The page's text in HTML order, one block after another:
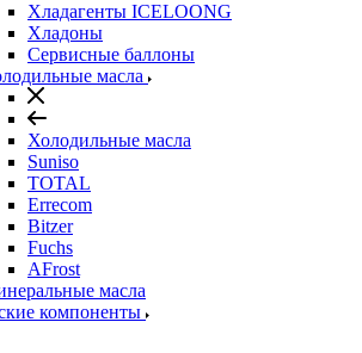
Хладагенты ICELOONG
Хладоны
Сервисные баллоны
масла
Холодильные масла
Suniso
TOTAL
Errecom
Bitzer
Fuchs
AFrost
масла
компоненты